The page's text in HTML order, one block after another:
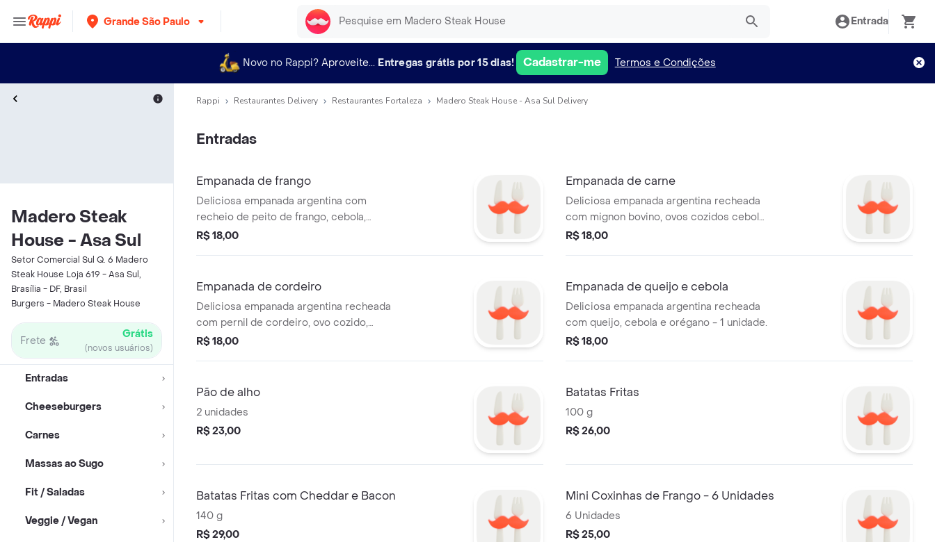
Grande São Paulo Entrada
Novo no Rappi? Aproveite... Entregas grátis por 15 dias! Cadastrar-me Termos e Condições
Madero Steak
House - Asa Sul
Setor Comercial Sul Q. 6 Madero
Steak House Loja 619 - Asa Sul,
Brasília - DF, Brasil
Burgers - Madero Steak House
Frete Grátis
(novos usuários)
Entradas
Cheeseburgers
Carnes
Massas ao Sugo
Fit / Saladas
Veggie / Vegan
Rappi Restaurantes Delivery Restaurantes Fortaleza Madero Steak House - Asa Sul Delivery
Entradas
Empanada de frango
Deliciosa empanada argentina com
recheio de peito de frango, cebola,
azeitonas verdes e ovos cozidos.
R$ 18,00
Empanada de carne
Deliciosa empanada argentina recheada
com mignon bovino, ovos cozidos cebola
e azeitonas verdes - 1 unidade.
R$ 18,00
Empanada de cordeiro
Deliciosa empanada argentina recheada
com pernil de cordeiro, ovo cozido,
cebola e azeitonas verdes - 1 unidade.
R$ 18,00
Empanada de queijo e cebola
Deliciosa empanada argentina recheada
com queijo, cebola e orégano - 1 unidade.
R$ 18,00
Pão de alho
2 unidades
R$ 23,00
Batatas Fritas
100 g
R$ 26,00
Batatas Fritas com Cheddar e Bacon
140 g
R$ 29,00
Mini Coxinhas de Frango - 6 Unidades
6 Unidades
R$ 25,00